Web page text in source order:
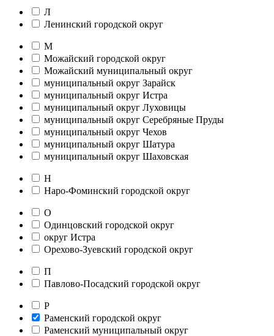
Л
Ленинский городской округ
М
Можайский городской округ
Можайский муниципальный округ
муниципальный округ Зарайск
муниципальный округ Истра
муниципальный округ Луховицы
муниципальный округ Серебряные Пруды
муниципальный округ Чехов
муниципальный округ Шатура
муниципальный округ Шаховская
Н
Наро-Фоминский городской округ
О
Одинцовский городской округ
округ Истра
Орехово-Зуевский городской округ
П
Павлово-Посадский городской округ
Р
Раменский городской округ
Раменский муниципальный округ